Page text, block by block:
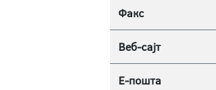
Факс
Веб-сајт
Е-пошта